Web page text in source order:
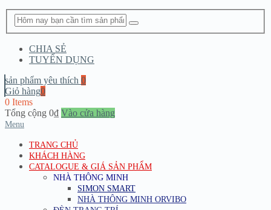
CHIA SẺ
TUYỂN DỤNG
sản phẩm yêu thích 0
Giỏ hàng0
0 Items
Tổng cộng 0₫ Vào cửa hàng
Menu
TRANG CHỦ
KHÁCH HÀNG
CATALOGUE & GIÁ SẢN PHẨM
NHÀ THÔNG MINH
SIMON SMART
NHÀ THÔNG MINH ORVIBO